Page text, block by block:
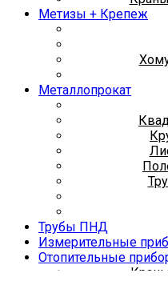
Метизы + Крепеж
Металлопрокат
Трубы ПНД
Измерительные
Отопительные